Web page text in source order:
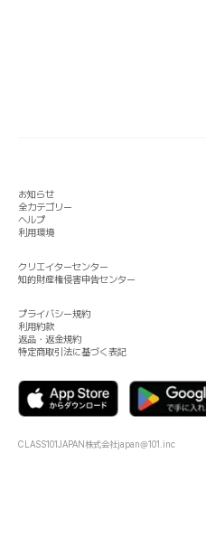
お知らせ
全カテゴリー
ヘルプ
利用環境
クリエイターセンター
知的財産権侵害申告センター
プライバシー規約
利用約款
返品・返金規約
特定商取引法に基づく表記
CLASS101JAPAN株式会社japan@101.inc